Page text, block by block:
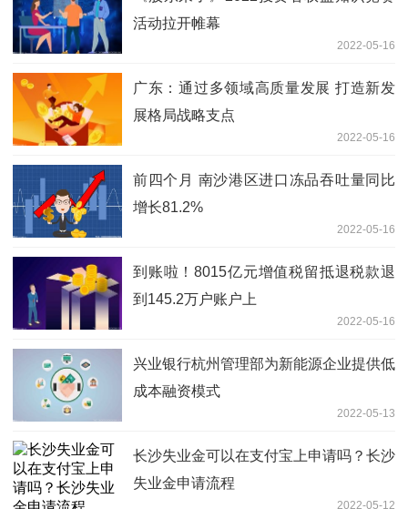
活动拉开帷幕
2022-05-16
广东：通过多领域高质量发展 打造新发
展格局战略支点
2022-05-16
前四个月 南沙港区进口冻品吞吐量同比
增长81.2%
2022-05-16
到账啦！8015亿元增值税留抵退税款退
到145.2万户账户上
2022-05-16
兴业银行杭州管理部为新能源企业提供低
成本融资模式
2022-05-13
长沙失业金可以在支付宝上申请吗？长沙
失业金申请流程
2022-05-12